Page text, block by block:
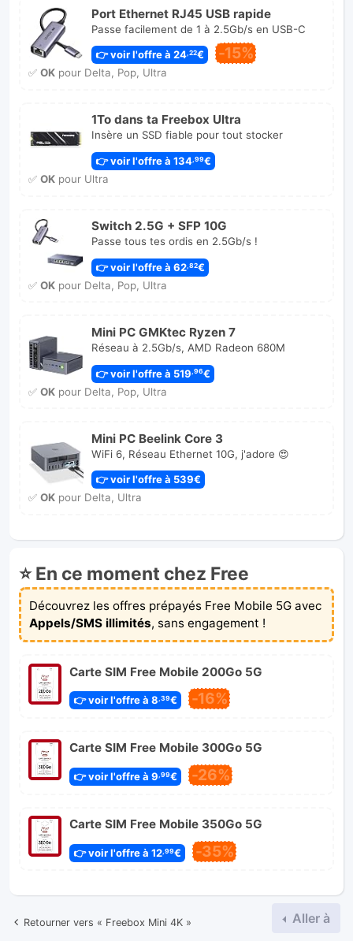
Port Ethernet RJ45 USB rapide
Passe facilement de 1 à 2.5Gb/s en USB-C
👉 voir l'offre à 24,22€ -15%
✅ OKpour Delta, Pop, Ultra
1To dans ta Freebox Ultra
Insère un SSD fiable pour tout stocker
👉 voir l'offre à 134 ,99€
✅ OKpour Ultra
Switch 2.5G + SFP 10G
Passe tous tes ordis en 2.5Gb/s !
👉 voir l'offre à 62,82€
✅ OKpour Delta, Pop, Ultra
Mini PC GMKtec Ryzen 7
Réseau à 2.5Gb/s, AMD Radeon 680M
👉 voir l'offre à 519,96€
✅ OKpour Delta, Pop, Ultra
Mini PC Beelink Core 3
WiFi 6, Réseau Ethernet 10G, j'adore 😍
👉 voir l'offre à 539€
✅ OKpour Delta, Ultra
⭐ En ce moment chez Free
Découvrez les offres prépayés Free Mobile 5G avec
Appels/SMS illimités, sans engagement !
Carte SIM Free Mobile 200Go 5G
👉 voir l'offre à 8,39€ -16%
Carte SIM Free Mobile 300Go 5G
👉 voir l'offre à 9 ,99€ -26%
Carte SIM Free Mobile 350Go 5G
👉 voir l'offre à 12,99€ -35%
Retourner vers « Freebox Mini 4K » Aller à